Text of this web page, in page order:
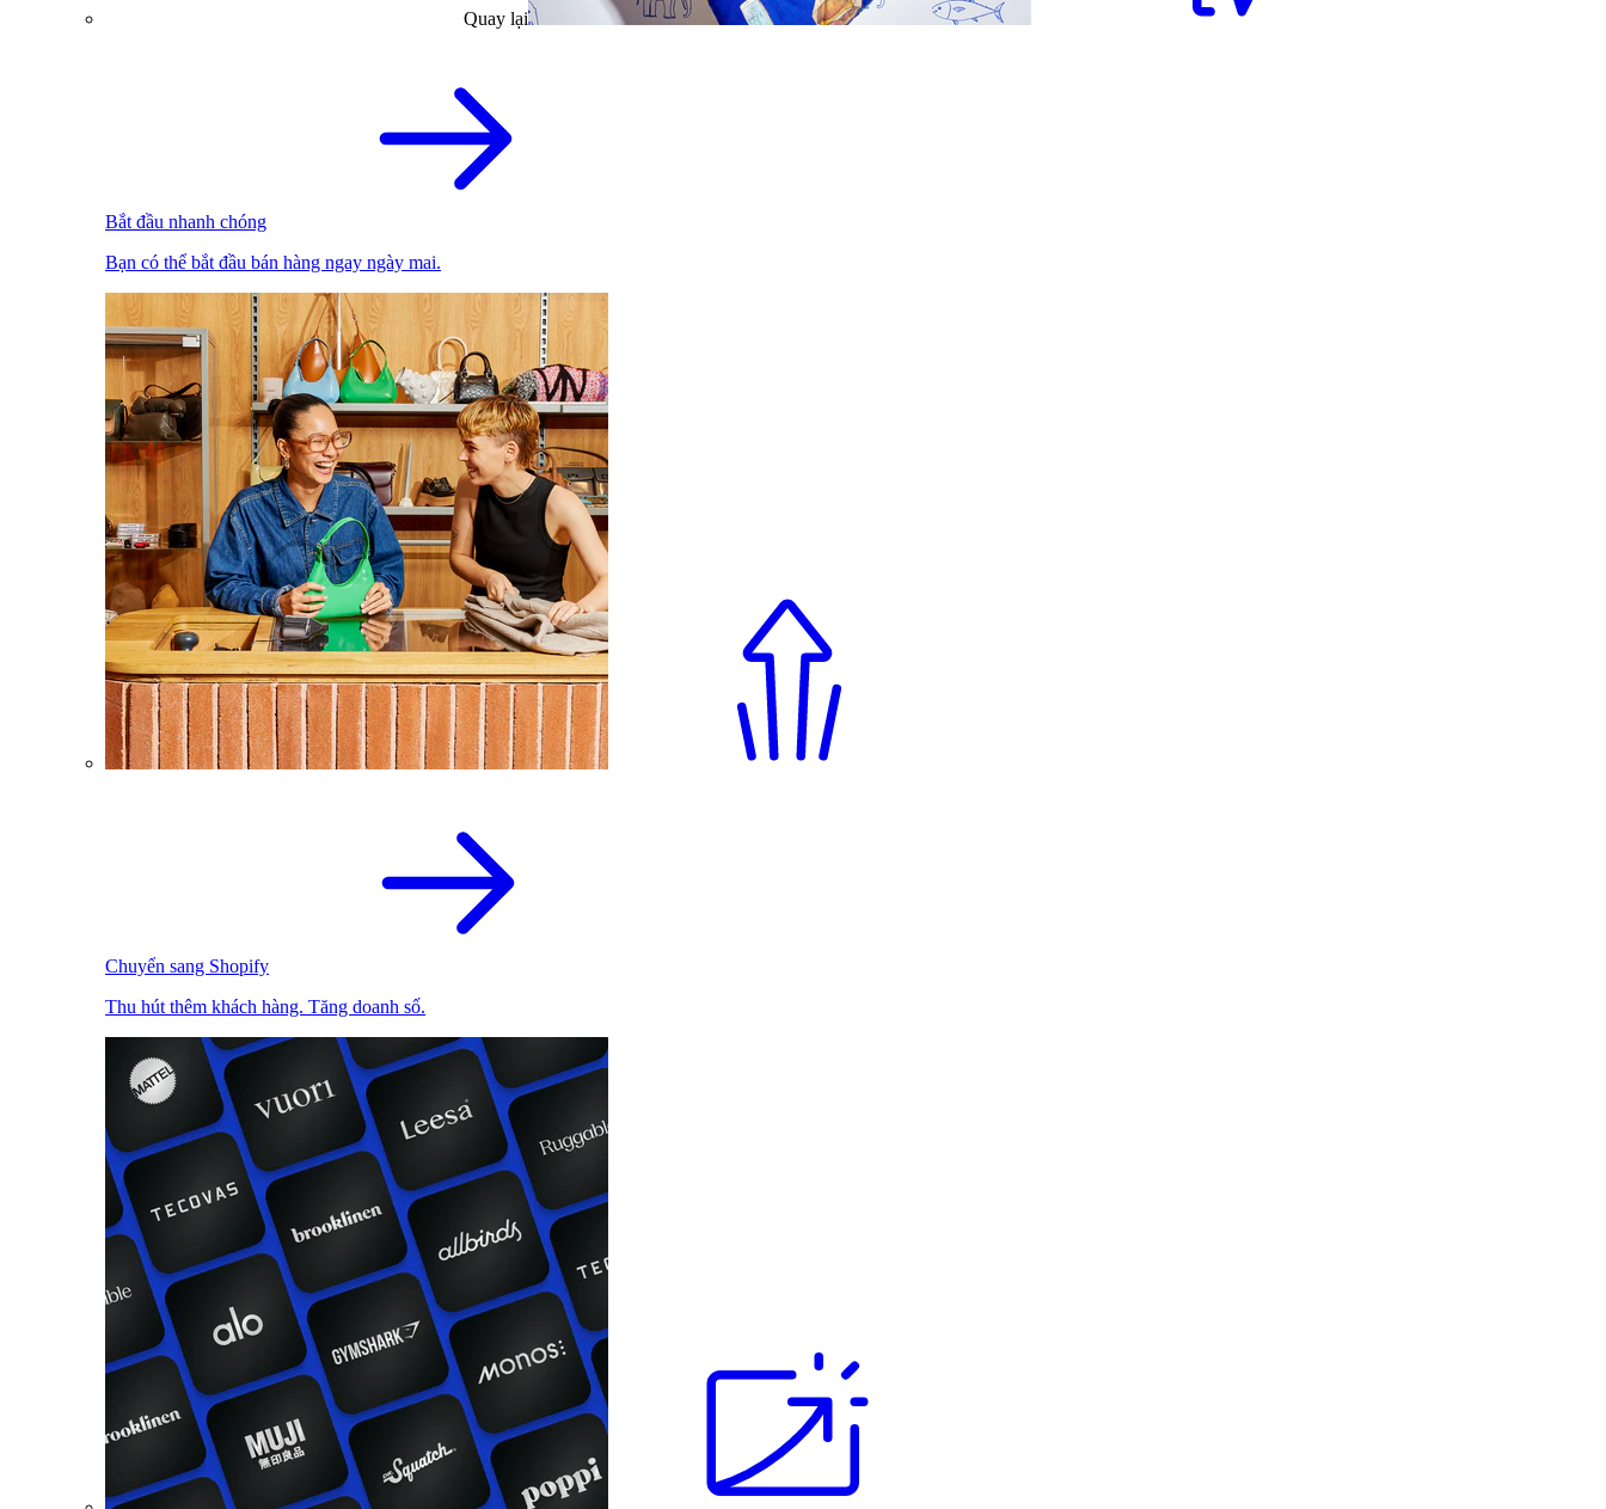
Quay lại
Bắt đầu nhanh chóng
Bạn có thể bắt đầu bán hàng ngay ngày mai.
Chuyển sang Shopify
Thu hút thêm khách hàng. Tăng doanh số.